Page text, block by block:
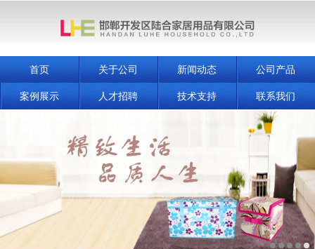
首页 关于公司 新闻动态 公司产品
案例展示 人才招聘 技术支持 联系我们